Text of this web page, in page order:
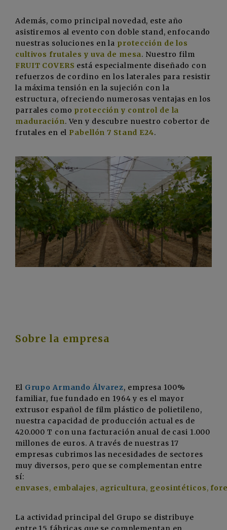
Además, como principal novedad, este año
asistiremos al evento con doble stand, enfocando
nuestras soluciones en la protección de los
cultivos frutales y uva de mesa. Nuestro film
FRUIT COVERS está especialmente diseñado con
refuerzos de cordino en los laterales para resistir
la máxima tensión en la sujeción con la
estructura, ofreciendo numerosas ventajas en los
parrales como protección y control de la
maduración. Ven y descubre nuestro cobertor de
frutales en el Pabellón 7 Stand E24.
Sobre la empresa
El Grupo Armando Álvarez, empresa 100%
familiar, fue fundado en 1964 y es el mayor
extrusor español de film plástico de polietileno,
nuestra capacidad de producción actual es de
420.000 T con una facturación anual de casi 1.000
millones de euros. A través de nuestras 17
empresas cubrimos las necesidades de sectores
muy diversos, pero que se complementan entre
sí:
envases, embalajes, agricultura, geosintéticos,
La actividad principal del Grupo se distribuye